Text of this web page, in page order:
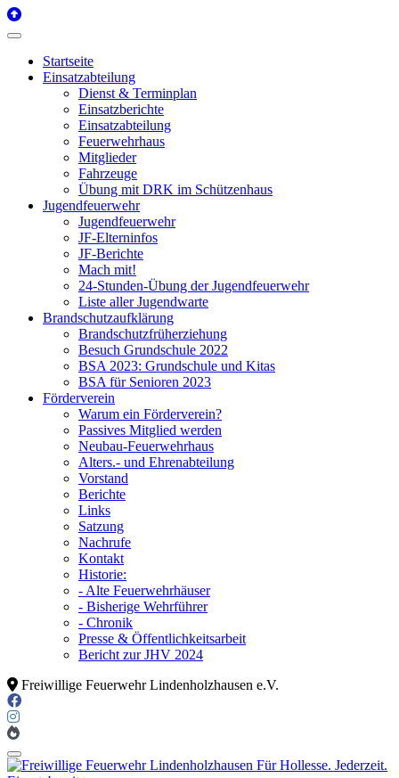
Startseite
Einsatzabteilung
Dienst & Terminplan
Einsatzberichte
Einsatzabteilung
Feuerwehrhaus
Mitglieder
Fahrzeuge
Übung mit DRK im Schützenhaus
Jugendfeuerwehr
Jugendfeuerwehr
JF-Elterninfos
JF-Berichte
Mach mit!
24-Stunden-Übung der Jugendfeuerwehr
Liste aller Jugendwarte
Brandschutzaufklärung
Brandschutzfrüherziehung
Besuch Grundschule 2022
BSA 2023: Grundschule und Kitas
BSA für Senioren 2023
Förderverein
Warum ein Förderverein?
Passives Mitglied werden
Neubau-Feuerwehrhaus
Alters.- und Ehrenabteilung
Vorstand
Berichte
Links
Satzung
Nachrufe
Kontakt
Historie:
- Alte Feuerwehrhäuser
- Bisherige Wehrführer
- Chronik
Presse & Öffentlichkeitsarbeit
Bericht zur JHV 2024
Freiwillige Feuerwehr Lindenholzhausen e.V.